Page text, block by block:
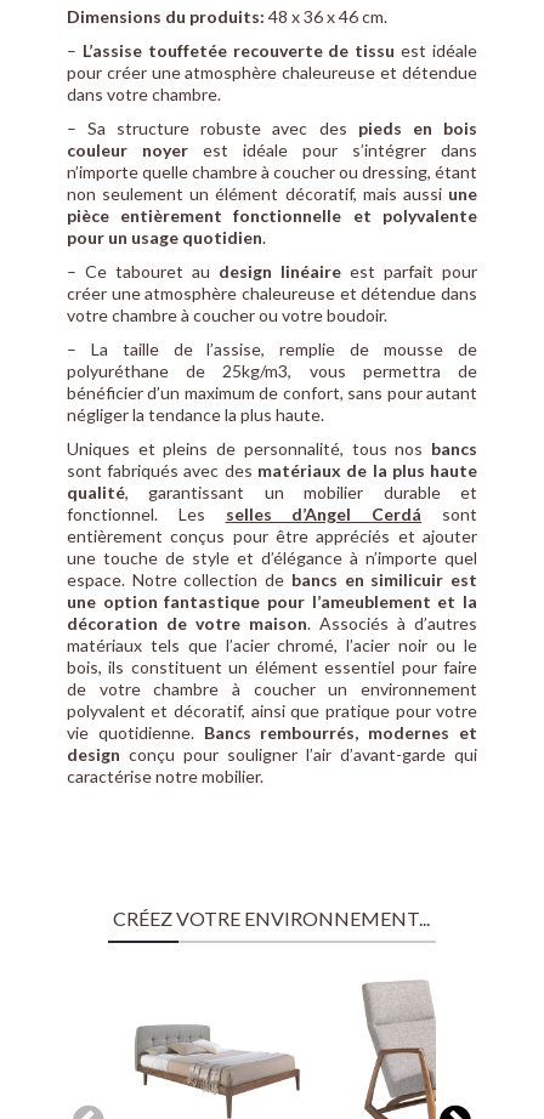
Dimensions du produits: 48 x 36 x 46 cm.
– L’assise touffetée recouverte de tissu est idéale
pour créer une atmosphère chaleureuse et détendue
dans votre chambre.
– Sa structure robuste avec des pieds en bois
couleur noyerest idéale pour s’intégrer dans
n’importe quelle chambre à coucher ou dressing, étant
non seulement un élément décoratif, mais aussi une
pièce entièrement fonctionnelle et polyvalente
pour un usage quotidien.
– Ce tabouret au design linéaire est parfait pour
créer une atmosphère chaleureuse et détendue dans
votre chambre à coucher ou votre boudoir.
– La taille de l’assise, remplie de mousse de
polyuréthane de 25kg/m3, vous permettra de
bénéficier d’un maximum de confort, sans pour autant
négliger la tendance la plus haute.
Uniques et pleins de personnalité, tous nos bancs
sont fabriqués avec des matériaux de la plus haute
qualité, garantissant un mobilier durable et
fonctionnel. Les selles d’Angel Cerdá sont
entièrement conçus pour être appréciés et ajouter
une touche de style et d’élégance à n’importe quel
espace. Notre collection de bancs en similicuir est
une option fantastique pour l’ameublement et la
décoration de votre maison. Associés à d’autres
matériaux tels que l’acier chromé, l’acier noir ou le
bois, ils constituent un élément essentiel pour faire
de votre chambre à coucher un environnement
polyvalent et décoratif, ainsi que pratique pour votre
vie quotidienne. Bancs rembourrés, modernes et
design conçu pour souligner l’air d’avant-garde qui
caractérise notre mobilier.
CRÉEZ VOTRE ENVIRONNEMENT...